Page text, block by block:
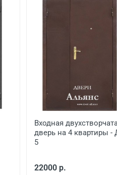
от 1500
Входная
дверь на 4 квартиры -
5
22000 р.